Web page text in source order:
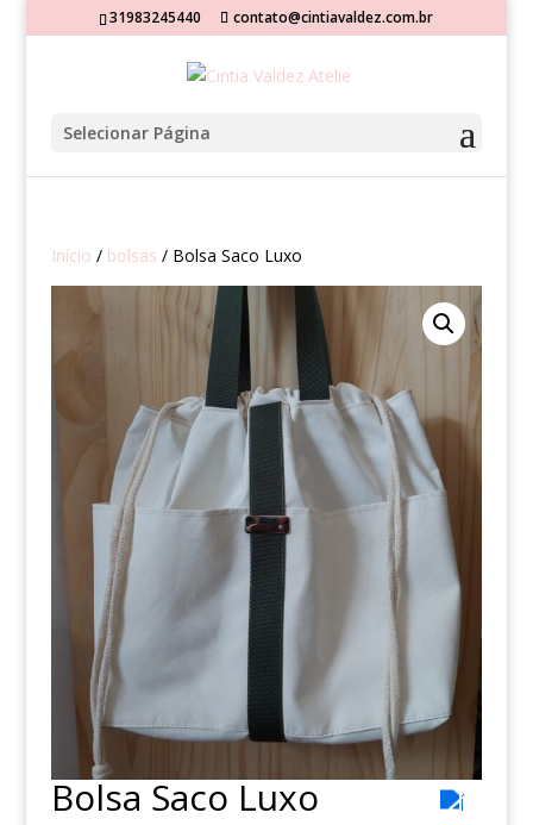
31983245440 contato@cintiavaldez.com.br
Selecionar Página
Início / bolsas / Bolsa Saco Luxo
Bolsa Saco Luxo